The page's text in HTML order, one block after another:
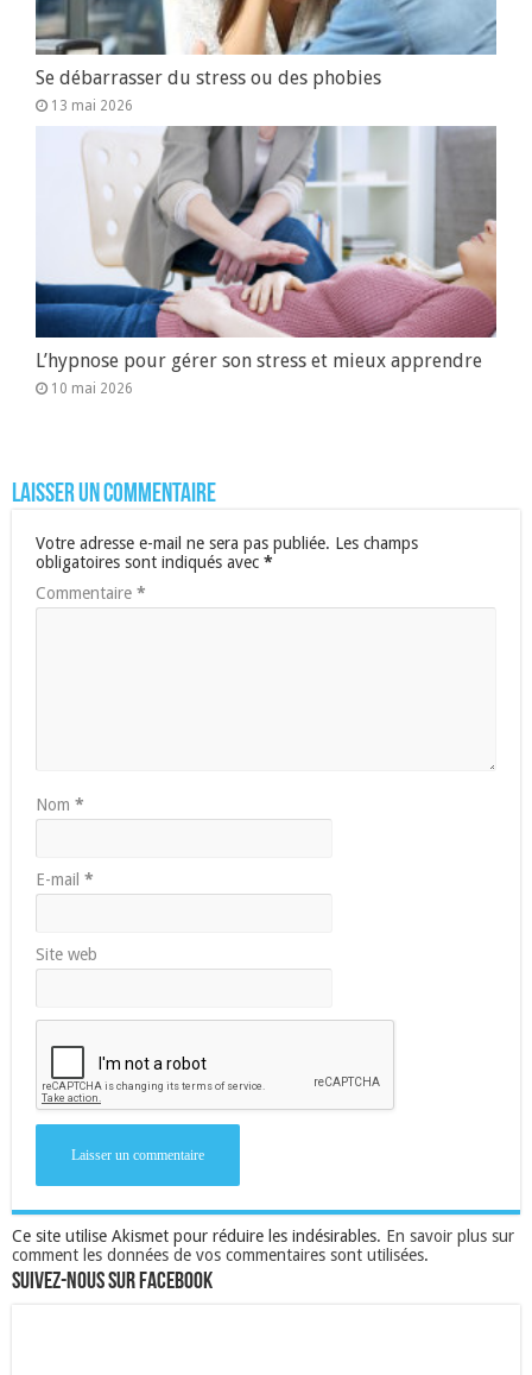
Se débarrasser du stress ou des phobies
13 mai 2026
L’hypnose pour gérer son stress et mieux apprendre
10 mai 2026
Laisser un commentaire
Votre adresse e-mail ne sera pas publiée. Les champs
obligatoires sont indiqués avec *
Commentaire *
Nom *
E-mail *
Site web
Ce site utilise Akismet pour réduire les indésirables. En savoir plus sur
comment les données de vos commentaires sont utilisées.
Suivez-nous sur Facebook